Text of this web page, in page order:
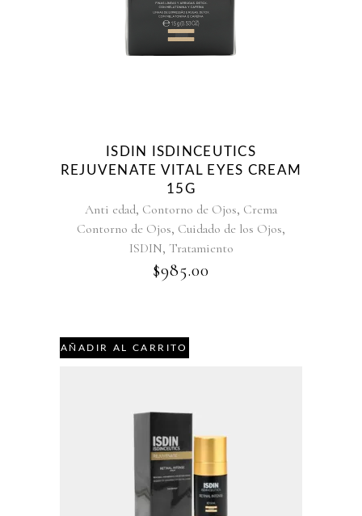
ISDIN ISDINCEUTICS
REJUVENATE VITAL EYES CREAM
15G
Anti edad, Contorno de Ojos, Crema
Contorno de Ojos, Cuidado de los Ojos,
ISDIN, Tratamiento
$985.00
AÑADIR AL CARRITO